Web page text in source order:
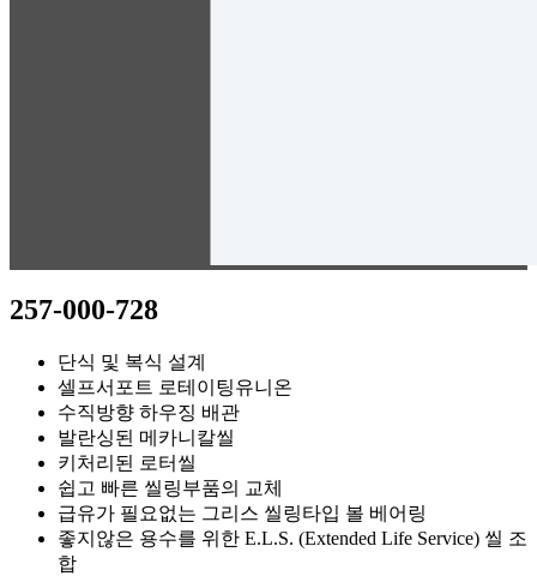
257-000-728
단식 및 복식 설계
셀프서포트 로테이팅유니온
수직방향 하우징 배관
발란싱된 메카니칼씰
키처리된 로터씰
쉽고 빠른 씰링부품의 교체
급유가 필요없는 그리스 씰링타입 볼 베어링
좋지않은 용수를 위한 E.L.S. (Extended Life Service) 씰 조
합